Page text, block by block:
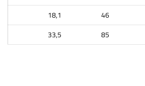
46
18,1
85
33,5